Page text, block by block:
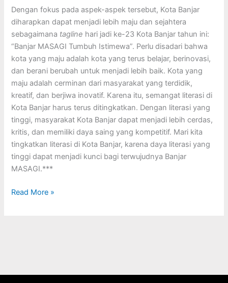
Dengan fokus pada aspek-aspek tersebut, Kota Banjar
diharapkan dapat menjadi lebih maju dan sejahtera
sebagaimana tagline hari jadi ke-23 Kota Banjar tahun ini:
“Banjar MASAGI Tumbuh Istimewa”. Perlu disadari bahwa
kota yang maju adalah kota yang terus belajar, berinovasi,
dan berani berubah untuk menjadi lebih baik. Kota yang
maju adalah cerminan dari masyarakat yang terdidik,
kreatif, dan berjiwa inovatif. Karena itu, semangat literasi di
Kota Banjar harus terus ditingkatkan. Dengan literasi yang
tinggi, masyarakat Kota Banjar dapat menjadi lebih cerdas,
kritis, dan memiliki daya saing yang kompetitif. Mari kita
tingkatkan literasi di Kota Banjar, karena daya literasi yang
tinggi dapat menjadi kunci bagi terwujudnya Banjar
MASAGI.***
Read More »